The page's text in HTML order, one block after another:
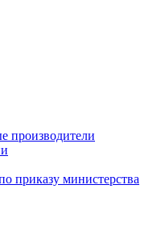
производители
приказу министерства